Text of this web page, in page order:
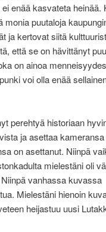
enää kasvateta heinää.
puutaloja
ja kertovat siitä
että se on hävittänyt
on ainoa
voi olla enää
perehtyä historiaan
ja asettaa kameransa
on asettanut. Niinpä
mielestäni oli
vanhassa kuvassa
Mielestäni hienoin
heijastuu uusi